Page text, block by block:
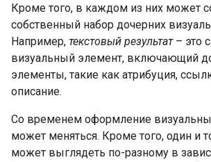
Кроме того, в каждом из них может
собственный набор дочерних
Например, текстовый результат– это
визуальный элемент, включающий
элементы, такие как атрибуция,
описание.
Со временем оформление
может меняться. Кроме того, один и
может выглядеть по-разному в